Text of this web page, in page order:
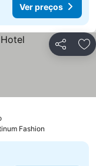
Ver preços
Partilhar
Fashion